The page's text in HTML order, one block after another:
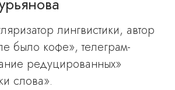
лингвистики, автор
было кофе», телеграм-
редуцированных»
слова».